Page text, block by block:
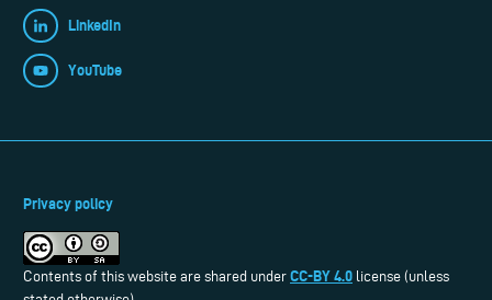
LinkedIn
YouTube
Privacy policy
Contents of this website are shared under CC-BY 4.0 license (unless